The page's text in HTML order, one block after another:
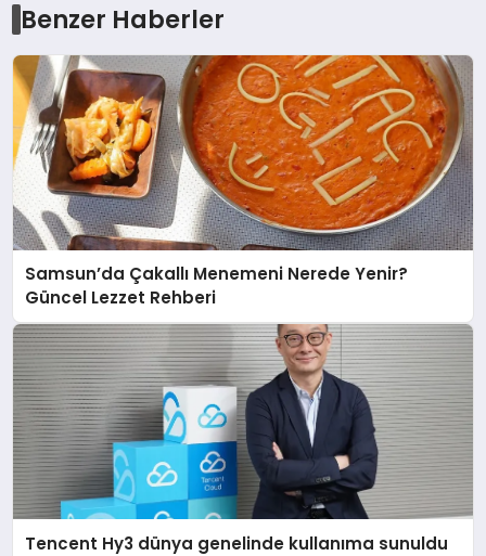
Benzer Haberler
Samsun’da Çakallı Menemeni Nerede Yenir?
Güncel Lezzet Rehberi
Tencent Hy3 dünya genelinde kullanıma sunuldu